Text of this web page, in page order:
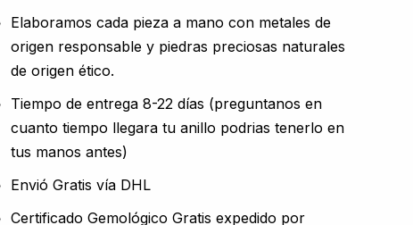
Elaboramos cada pieza a mano con metales de
origen responsable y piedras preciosas naturales
de origen ético.
Tiempo de entrega 8-22 días (preguntanos en
cuanto tiempo llegara tu anillo podrias tenerlo en
tus manos antes)
Envió Gratis vía DHL
Certificado Gemológico Gratis expedido por